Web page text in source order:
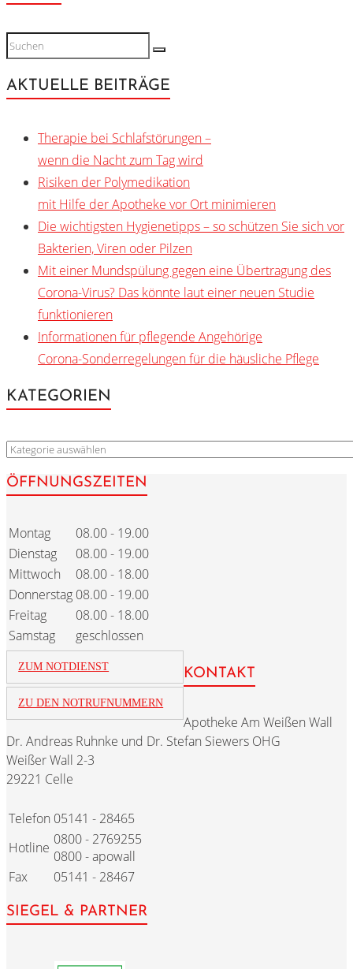
AKTUELLE BEITRÄGE
Therapie bei Schlafstörungen –
wenn die Nacht zum Tag wird
Risiken der Polymedikation
mit Hilfe der Apotheke vor Ort minimieren
Die wichtigsten Hygienetipps – so schützen Sie sich vor
Bakterien, Viren oder Pilzen
Mit einer Mundspülung gegen eine Übertragung des
Corona-Virus? Das könnte laut einer neuen Studie
funktionieren
Informationen für pflegende Angehörige
Corona-Sonderregelungen für die häusliche Pflege
KATEGORIEN
KATEGORIEN
ÖFFNUNGSZEITEN
Montag
08.00 - 19.00
Dienstag
08.00 - 19.00
Mittwoch
08.00 - 18.00
Donnerstag 08.00 - 19.00
Freitag
08.00 - 18.00
Samstag
geschlossen
ZUM NOTDIENST
ZU DEN NOTRUFNUMMERN
KONTAKT
Apotheke Am Weißen Wall
Dr. Andreas Ruhnke und Dr. Stefan Siewers OHG
Weißer Wall 2-3
29221 Celle
Telefon 05141 - 28465
Hotline 0800 - 2769255
0800 - apowall
Fax
05141 - 28467
SIEGEL & PARTNER